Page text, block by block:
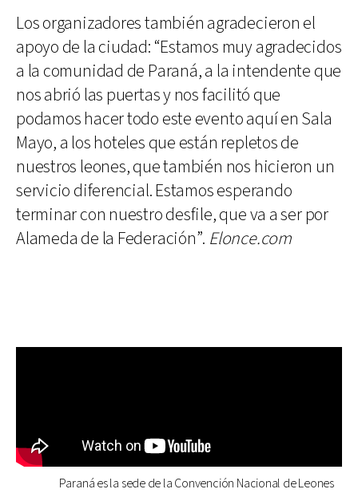
Los organizadores también agradecieron el
apoyo de la ciudad: “Estamos muy agradecidos
a la comunidad de Paraná, a la intendente que
nos abrió las puertas y nos facilitó que
podamos hacer todo este evento aquí en Sala
Mayo, a los hoteles que están repletos de
nuestros leones, que también nos hicieron un
servicio diferencial. Estamos esperando
terminar con nuestro desfile, que va a ser por
Alameda de la Federación”. Elonce.com
Paraná es la sede de la Convención Nacional de Leones